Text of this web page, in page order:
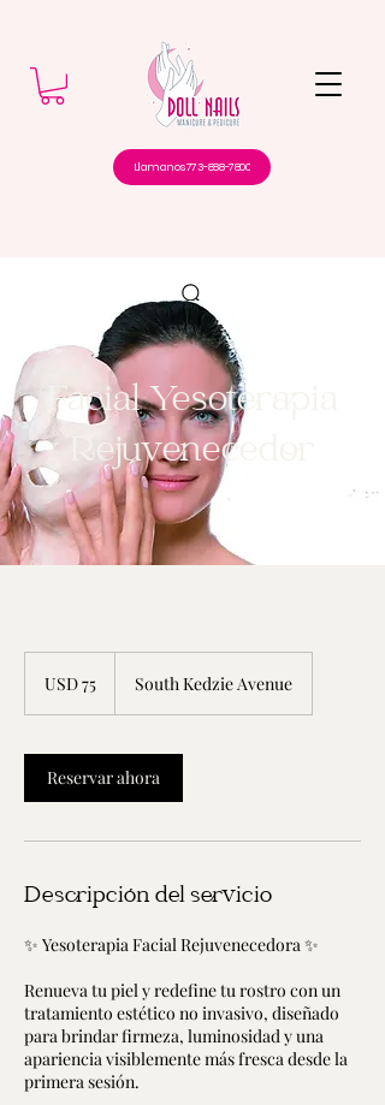
Llamanos 773-888-7800
Facial Yesoterapia
Rejuvenecedor
estadounidenses
USD 75 South Kedzie Avenue
Reservar ahora
Descripción del servicio
✨ Yesoterapia Facial Rejuvenecedora ✨
Renueva tu piel y redefine tu rostro con un
tratamiento estético no invasivo, diseñado
para brindar firmeza, luminosidad y una
apariencia visiblemente más fresca desde la
primera sesión.